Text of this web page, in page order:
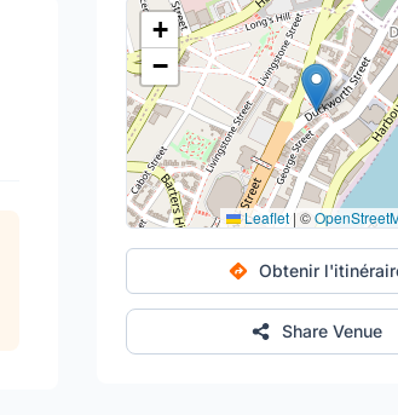
+
−
Leaflet | ©
Obtenir
Share Venue